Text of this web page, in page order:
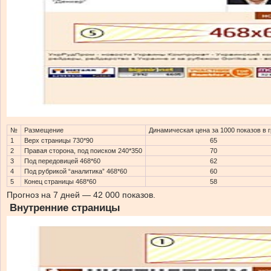
№ Размещение
Динамическая цена за 1000 показов в
1
Верх страницы 730*90
65
2
Правая сторона, под поиском 240*350
70
3
Под передовицей 468*60
62
4
Под рубрикой “аналитика” 468*60
60
5
Конец страницы 468*60 58
Прогноз на 7 дней — 42 000 показов.
Внутренние страницы